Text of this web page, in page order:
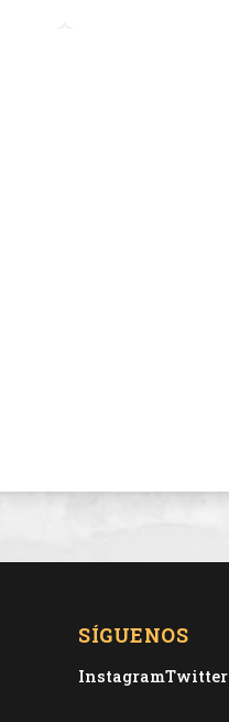
SÍGUENOS
InstagramTwitter